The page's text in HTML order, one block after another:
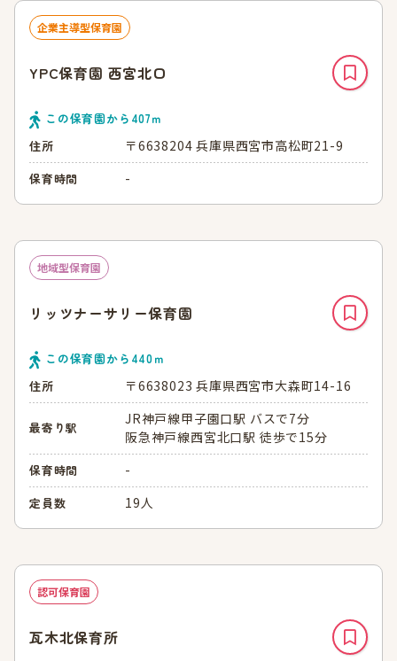
企業主導型保育園
YPC保育園 西宮北口
この保育園から 407ｍ
住所
〒6638204 兵庫県西宮市高松町21-9
保育時間 -
地域型保育園
リッツナーサリー保育園
この保育園から 440ｍ
住所
〒6638023 兵庫県西宮市大森町14-16
最寄り駅
JR神戸線甲子園口駅 バスで7分
阪急神戸線西宮北口駅 徒歩で15分
保育時間 -
定員数 19人
認可保育園
瓦木北保育所